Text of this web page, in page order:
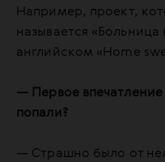
Например, проект,
называется
английском «Home
— Первое
попали?
— Страшно было от